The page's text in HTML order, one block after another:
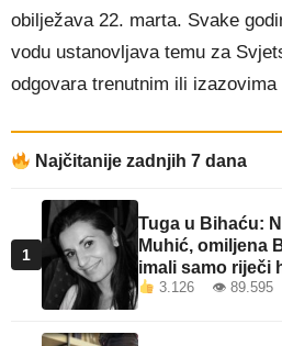
obilježava 22. marta. Svake
vodu ustanovljava temu za
odgovara trenutnim ili izazovima
Najčitanije zadnjih 7 dana
1
Tuga u Bihaću:
Muhić, omiljena
imali samo riječi
3.126 👁 89.595